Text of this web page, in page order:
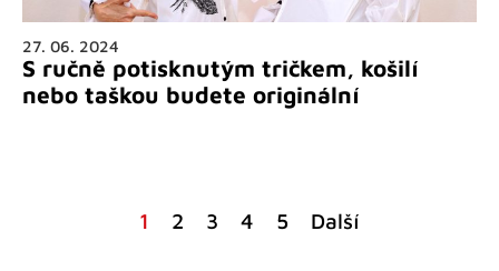
27. 06. 2024
S ručně potisknutým tričkem, košilí
nebo taškou budete originální
1 2 3 4 5 Další